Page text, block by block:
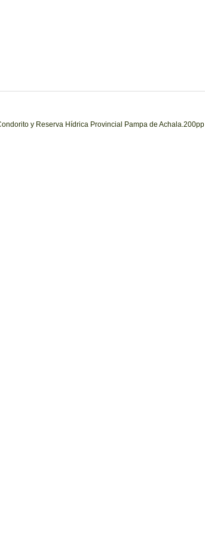
y Reserva Hídrica Provincial Pampa de Achala.200pp